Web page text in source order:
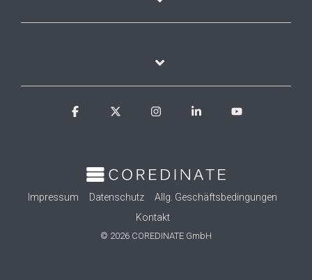
Impressum Datenschutz
Allg. Geschäftsbedingungen
Kontakt
© 2026 COREDINATE GmbH
Facebook InstagramLinkedin